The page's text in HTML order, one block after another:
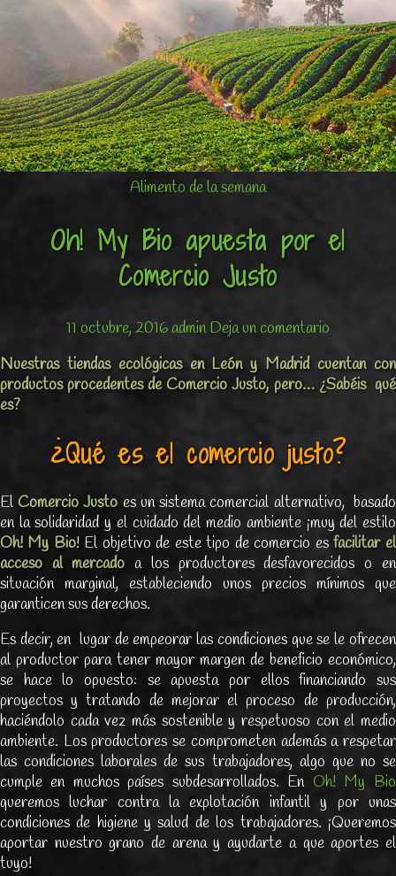
Alimento de la semana
Oh! My Bio apuesta por el
Comercio Justo
11 octubre, 2016admin Deja un comentario
Nuestras tiendas ecológicas en León y Madrid cuentan con
productos procedentes de Comercio Justo, pero… ¿Sabéis qué
es?
¿Qué es el comercio justo?
ElComercio Justo es un sistema comercial alternativo, basado
en la solidaridad y el cuidado del medio ambiente ¡muy del estilo
Oh! My Bio! El objetivo de este tipo de comercio esfacilitar e­l
acceso al mercadoa los productores desfavorecidos o en
situación marginal, estableciendo unos precios mínimos que
garanticen sus derechos.
Es decir, en lugar de empeorar las condiciones que se le ofrecen
al productor para tener mayor margen de beneficio económico,
se hace lo opuesto: se apuesta por ellos financiando sus
proyectos y tratando de mejorar el proceso de producción,
haciéndolo cada vez más sostenible y respetuoso con el medio
ambiente. Los productores se comprometen además a respetar
las condiciones laborales de sus trabajadores, algo que no se
cumple en muchos países subdesarrollados. En Oh! My Bio
queremos luchar contra la explotación infantil y por unas
condiciones de higiene y salud de los trabajadores. ¡Queremos
aportar nuestro grano de arena y ayudarte a que aportes el
tuyo!